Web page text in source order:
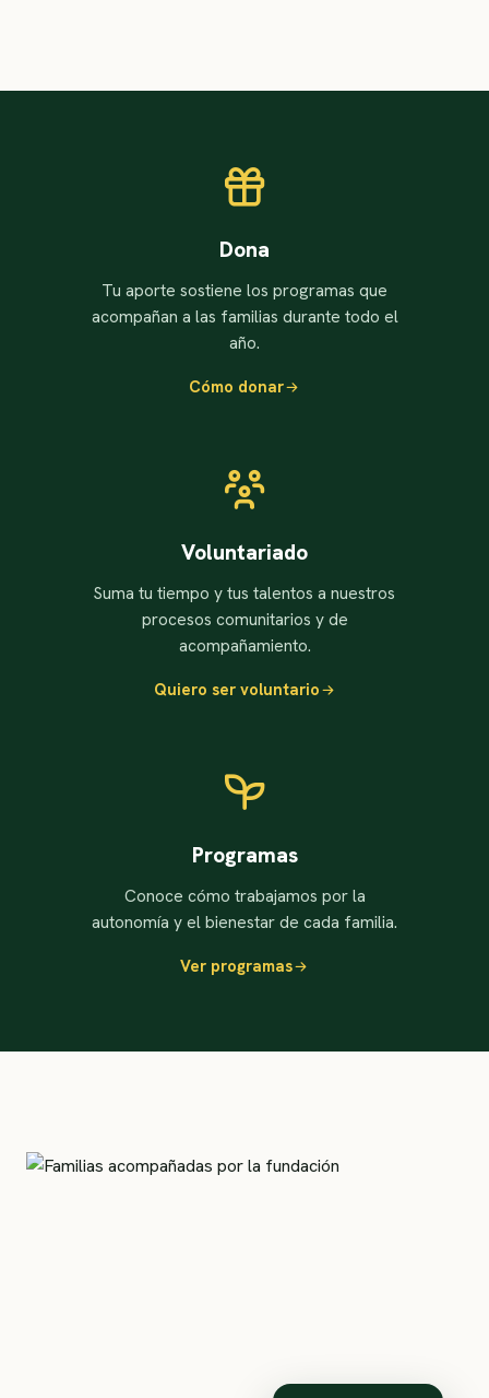
Dona
Tu aporte sostiene los programas que
acompañan a las familias durante todo el
año.
Cómo donar
Voluntariado
Suma tu tiempo y tus talentos a nuestros
procesos comunitarios y de
acompañamiento.
Quiero ser voluntario
Programas
Conoce cómo trabajamos por la
autonomía y el bienestar de cada familia.
Ver programas